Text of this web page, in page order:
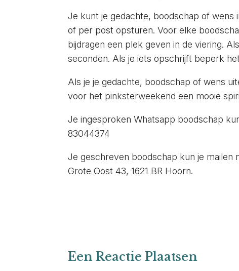
Je kunt je gedachte, boodschap of
of per post opsturen. Voor elke
bijdragen een plek geven in de viering.
seconden. Als je iets opschrijft beperk
Als je je gedachte, boodschap of wens
voor het pinksterweekend een mooie
Je ingesproken Whatsapp boodschap
83044374
Je geschreven boodschap kun je mailen
Grote Oost 43, 1621 BR Hoorn.
Een Reactie Plaatsen